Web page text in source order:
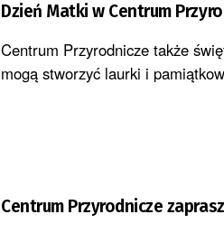
Dzień Matki w Centrum
Centrum Przyrodnicze także
mogą stworzyć laurki i
Centrum Przyrodnicze